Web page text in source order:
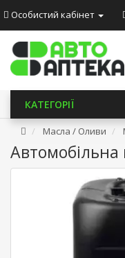
Особистий кабінет
КАТЕГОРІЇ
Масла / Оливи
Автомобільна